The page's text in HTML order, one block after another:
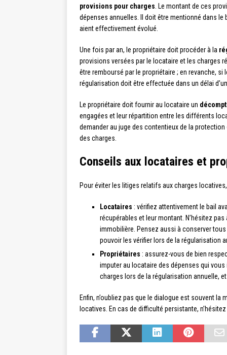
provisions pour charges . Le montant de ces
dépenses annuelles. Il doit être mentionné dans
aient effectivement évolué.
Une fois par an, le propriétaire doit procéder à la
provisions versées par le locataire et les charges
être remboursé par le propriétaire ; en revanche,
régularisation doit être effectuée dans un délai
Le propriétaire doit fournir au locataire un
engagées et leur répartition entre les différents
demander au juge des contentieux de la
des charges.
Conseils aux locataires et
Pour éviter les litiges relatifs aux charges
Locataires : vérifiez attentivement le bail
récupérables et leur montant. N’hésitez
immobilière. Pensez aussi à conserver
pouvoir les vérifier lors de la régularisation
Propriétaires : assurez-vous de bien
imputer au locataire des dépenses qui
charges lors de la régularisation annuelle,
Enfin, n’oubliez pas que le dialogue est souvent
locatives. En cas de difficulté persistante,